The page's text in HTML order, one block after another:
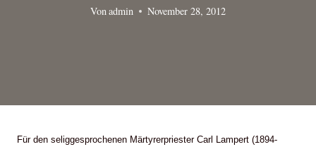
Vonadmin November 28, 2012
Für den seliggesprochenen Märtyrerpriester Carl Lampert (1894-